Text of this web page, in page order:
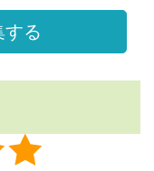
する